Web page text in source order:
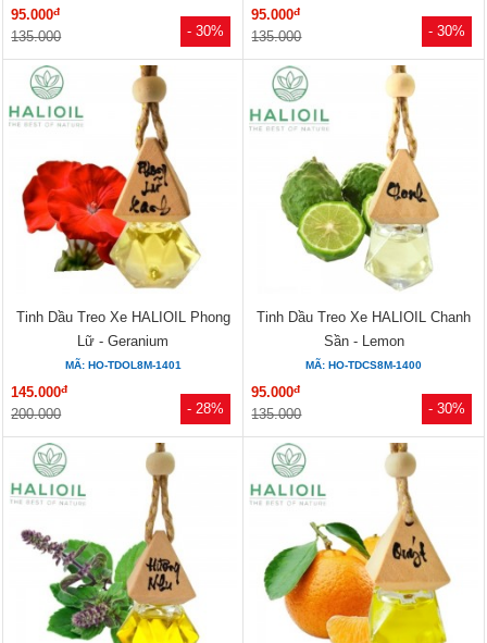
- 30%
95.000đ
135.000 - 30%
95.000đ
135.000
- 28%
Tinh Dầu Treo Xe HALIOIL Phong
Lữ - Geranium
MÃ: HO-TDOL8M-1401
145.000đ
200.000 - 30%
Tinh Dầu Treo Xe HALIOIL Chanh
Sần - Lemon
MÃ: HO-TDCS8M-1400
95.000đ
135.000